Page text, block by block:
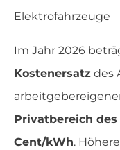
Elektrofahrzeuge
Im Jahr 2026
Kostenersatz des
Privatbereich
Cent/kWh.